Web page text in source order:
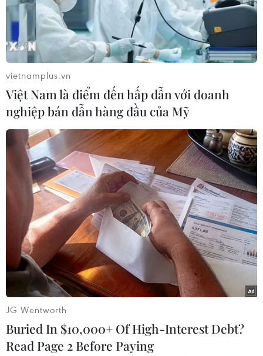
Cuộc thi nhằm tạo sân chơi lành mạnh, thúc đẩy phong trào
tập luyện thể dục thể thao và qua đó quảng bá hình ảnh đất
nước con người Việt Nam thân thiện, mến khách đến bạn bè
trong nước và quốc tế.(Ảnh: Trần Lê Lâm/TTXVN)
vietnamplus.vn
Việt Nam là điểm đến hấp dẫn với doanh
nghiệp bán dẫn hàng đầu của Mỹ
JG Wentworth
Buried In $10,000+ Of High-Interest Debt?
Read Page 2 Before Paying